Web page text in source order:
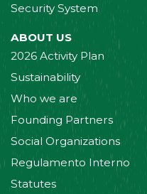
Security System
ABOUT US
2026 Activity Plan
Sustainability
Who we are
Founding Partners
Social Organizations
Regulamento Interno
Statutes